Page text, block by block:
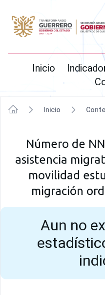
SIPINNA
Inicio
Inicio
Número de
asistencia
movilidad
migración
Aun no